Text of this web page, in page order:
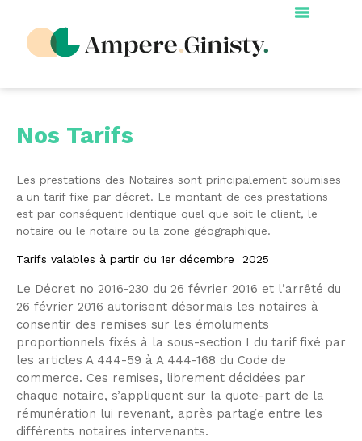
Nos Tarifs
Les prestations des Notaires sont principalement soumises
a un tarif fixe par décret. Le montant de ces prestations
est par conséquent identique quel que soit le client, le
notaire ou le notaire ou la zone géographique.
Tarifs valables à partir du 1er décembre 2025
Le Décret no 2016-230 du 26 février 2016 et l’arrêté du
26 février 2016 autorisent désormais les notaires à
consentir des remises sur les émoluments
proportionnels fixés à la sous-section I du tarif fixé par
les articles A 444-59 à A 444-168 du Code de
commerce. Ces remises, librement décidées par
chaque notaire, s’appliquent sur la quote-part de la
rémunération lui revenant, après partage entre les
différents notaires intervenants.